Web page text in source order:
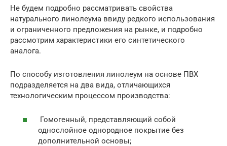
Не будем подробно рассматривать свойства
натурального линолеума ввиду редкого использования
и ограниченного предложения на рынке, и подробно
рассмотрим характеристики его синтетического
аналога.
По способу изготовления линолеум на основе ПВХ
подразделяется на два вида, отличающихся
технологическим процессом производства:
Гомогенный, представляющий собой
однослойное однородное покрытие без
дополнительной основы;